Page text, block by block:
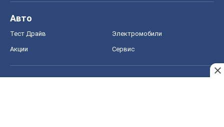
Авто
Тест Драйв Электромобили
Акции Сервис